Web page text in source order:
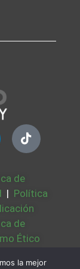
de
| Política
de
Ético
la mejor